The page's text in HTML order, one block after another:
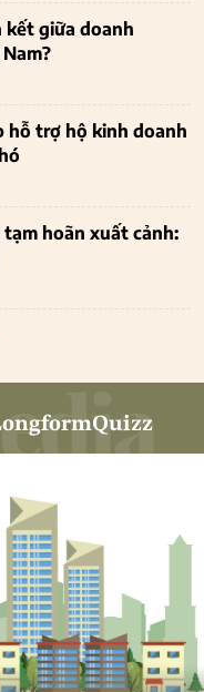
kết giữa doanh
hỗ trợ hộ kinh doanh
hoãn xuất cảnh:
Quizz